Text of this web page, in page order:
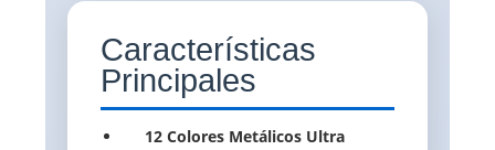
Características
Principales
12 Colores Metálicos Ultra